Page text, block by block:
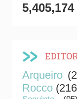
5,405,174
Arqueiro
Rocco